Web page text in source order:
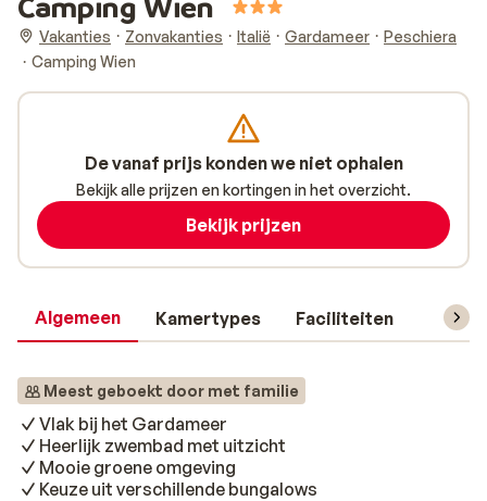
Vakanties Zonvakanties Italië Gardameer
Peschiera
Camping Wien
Algemeen Kamertypes Faciliteiten
Meest geboekt door met familie
Vlak bij het Gardameer
Heerlijk zwembad met uitzicht
Mooie groene omgeving
Keuze uit verschillende bungalows
De vanaf prijs konden we niet ophalen
Bekijk alle prijzen en kortingen in het overzicht.
Bekijk prijzen